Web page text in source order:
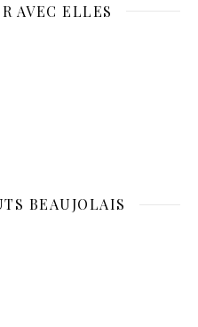
AVEC ELLES
BEAUJOLAIS